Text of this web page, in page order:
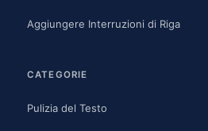
Aggiungere Interruzioni di Riga
CATEGORIE
Pulizia del Testo